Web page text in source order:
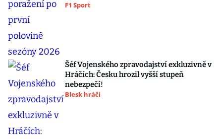
F1 Sport
Šéf Vojenského zpravodajství exkluzivně v
Hráčích: Česku hrozil vyšší stupeň
nebezpečí!
Blesk hráči